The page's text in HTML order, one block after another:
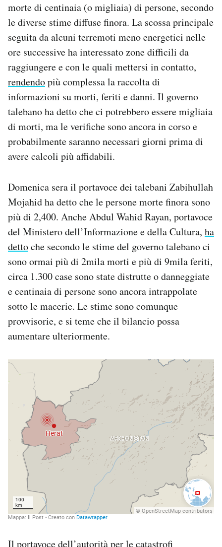
AREA PERSONALE
Area Personale
Newsletter
Notifiche mobile
Regala il Post
Hai bisogno di aiuto?
morte di centinaia (o migliaia) di persone, secondo
le diverse stime diffuse finora. La scossa principale
seguita da alcuni terremoti meno energetici nelle
ore successive ha interessato zone difficili da
raggiungere e con le quali mettersi in contatto,
rendendopiù complessa la raccolta di
informazioni su morti, feriti e danni. Il governo
talebano ha detto che ci potrebbero essere migliaia
di morti, ma le verifiche sono ancora in corso e
probabilmente saranno necessari giorni prima di
avere calcoli più affidabili.
Domenica sera il portavoce dei talebani Zabihullah
Mojahid ha detto che le persone morte finora sono
più di 2,400. Anche Abdul Wahid Rayan, portavoce
del Ministero dell’Informazione e della Cultura, ha
dettoche secondo le stime del governo talebano ci
sono ormai più di 2mila morti e più di 9mila feriti,
circa 1.300 case sono state distrutte o danneggiate
e centinaia di persone sono ancora intrappolate
sotto le macerie. Le stime sono comunque
provvisorie, e si teme che il bilancio possa
aumentare ulteriormente.
Il portavoce dell’autorità per le catastrofi